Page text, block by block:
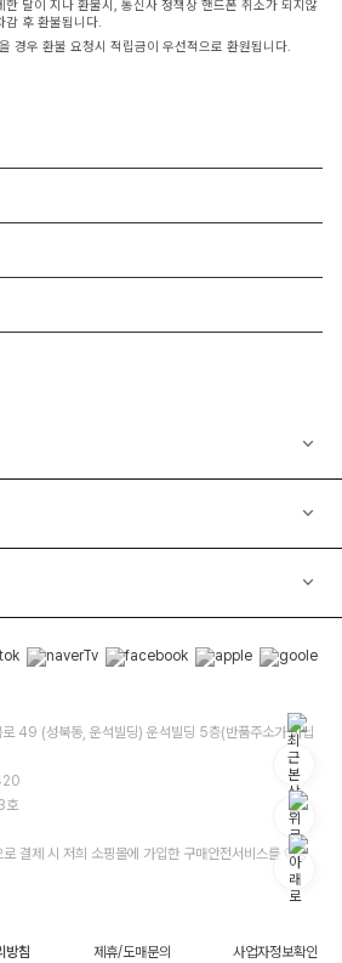
달이 지나 환불시, 통신사 정책상 핸드폰 취소가 되지않
후 환불됩니다.
경우 환불 요청시 적립금이 우선적으로 환원됩니다.
49 (성북동, 운석빌딩) 운석빌딩 5층(반품주소가 아닙
호
결제 시 저희 소핑몰에 가입한 구매안전서비스를 이용
방침 제휴/도매문의 사업자정보확인